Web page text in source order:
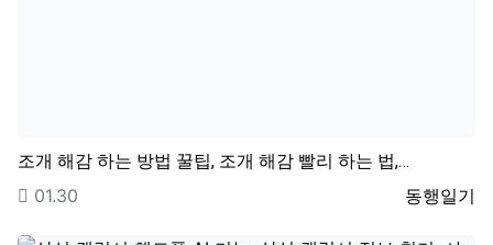
조개 해감 하는 방법 꿀팁, 조개 해감 빨리 하는 법,…
등록자
동행일기
등록일
01.30